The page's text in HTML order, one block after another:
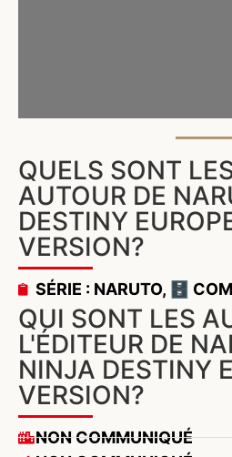
QUELS SONT
AUTOUR DE
DESTINY
VERSION?
SÉRIE : NARUTO, 🗄️
QUI SONT LES
L'ÉDITEUR DE
NINJA DESTINY
VERSION?
NON COMMUNIQUÉ